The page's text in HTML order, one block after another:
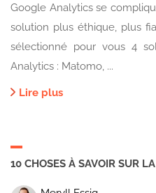
Google Analytics se
solution plus éthique, plus
sélectionné pour vous 4
Analytics : Matomo, ...
Lire plus
10 CHOSES À SAVOIR SUR